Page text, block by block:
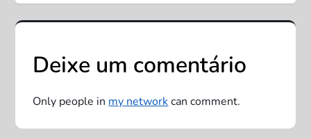
g
a
ç
ã
Deixe um comentário
Only people in my networkcan comment.